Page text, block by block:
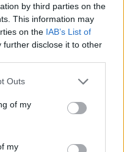
by third parties on the
This information may
on the IAB’s List of
further disclose it to other
one or more Google
You may click to
its third-party tags to
in below Google
Outs
of my
my